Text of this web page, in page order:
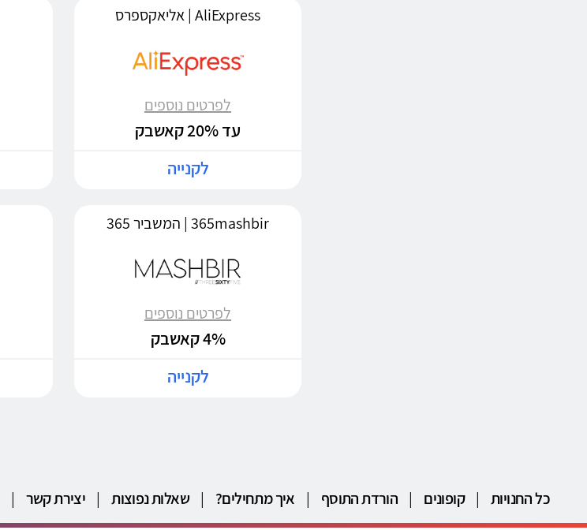
AliExpress | אליאקספרס
לפרטים נוספים
עד 20% קאשבק
לקנייה
365mashbir | המשביר 365
לפרטים נוספים
4% קאשבק
לקנייה
כל החנויות | קופונים | הורדת התוסף | איך מתחילים? | שאלות נפוצות | יצירת קשר |